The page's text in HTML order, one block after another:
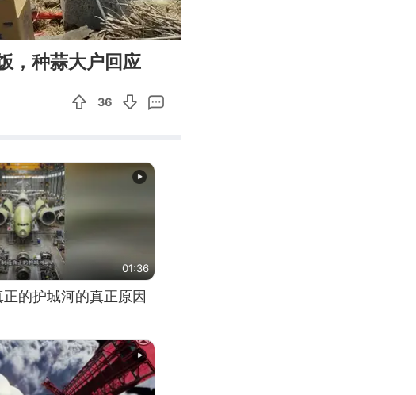
00:42
，种蒜大户回应
36
01:36
的护城河的真正原因